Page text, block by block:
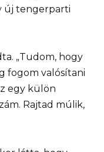
új tengerparti
„Tudom, hogy
fogom valósítani
egy külön
Rajtad múlik,